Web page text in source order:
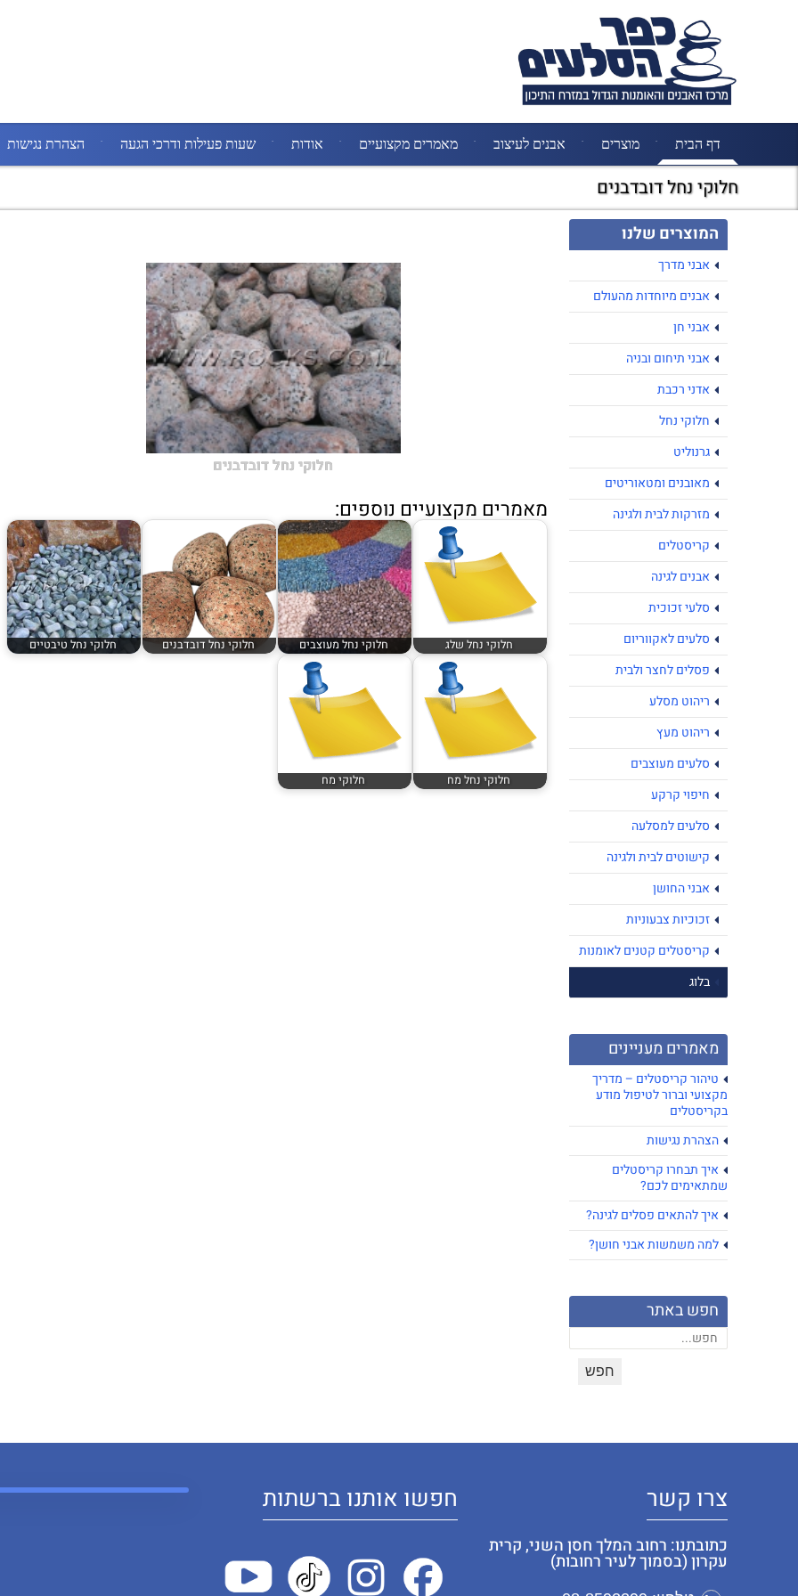
דף הבית מוצרים אבנים לעיצוב מאמרים מקצועיים אודות שעות פעילות ודרכי הגעה הצהרת נגישות
חלוקי נחל דובדבנים
המוצרים שלנו
אבני מדרך
אבנים מיוחדות מהעולם
אבני חן
אבני תיחום ובניה
אדני רכבת
חלוקי נחל
גרנוליט
מאובנים ומטאוריטים
מזרקות לבית ולגינה
קריסטלים
אבנים לגינה
סלעי זכוכית
סלעים לאקווריום
פסלים לחצר ולבית
ריהוט מסלע
ריהוט מעץ
סלעים מעוצבים
חיפוי קרקע
סלעים למסלעה
קישוטים לבית ולגינה
אבני החושן
זכוכיות צבעוניות
קריסטלים קטנים לאומנות
בלוג
מאמרים מעניינים
טיהור קריסטלים – מדריך
מקצועי וברור לטיפול מודע
בקריסטלים
הצהרת נגישות
איך תבחרו קריסטלים
שמתאימים לכם?
איך להתאים פסלים לגינה?
למה משמשות אבני חושן?
חפש באתר
חלוקי נחל דובדבנים
מאמרים מקצועיים נוספים:
חלוקי נחל שלג חלוקי נחל מעוצבים חלוקי נחל דובדבנים חלוקי נחל טיבטיים
חלוקי נחל מח חלוקי מח
צרו קשר
כתובתנו: רחוב המלך חסן השני, קרית
עקרון (בסמוך לעיר רחובות)
חפשו אותנו ברשתות